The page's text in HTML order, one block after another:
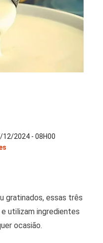
12/2024 - 08H00
gratinados, essas três
utilizam ingredientes
ocasião.